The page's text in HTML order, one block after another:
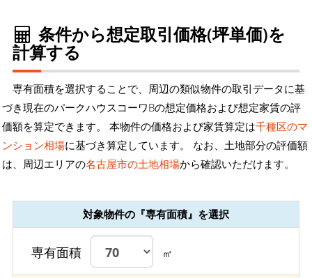
条件から想定取引価格(坪単価)を
計算する
専有面積を選択することで、周辺の類似物件の取引データに基
づき現在のパークハウスコーワBの想定価格および想定家賃の評
価額を算定できます。 本物件の価格および家賃算定は千種区のマ
ンション相場に基づき算定しています。 なお、土地部分の評価額
は、周辺エリアの名古屋市の土地相場から確認いただけます。
対象物件の『専有面積』を選択
専有面積 ㎡